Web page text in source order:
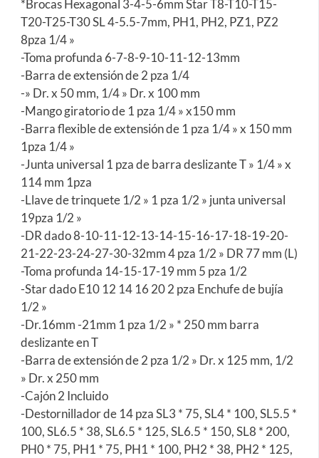
*Brocas Hexagonal 3-4-5-6mm Star T8-T10-T15-
T20-T25-T30 SL 4-5.5-7mm, PH1, PH2, PZ1, PZ2
8pza 1/4 »
-Toma profunda 6-7-8-9-10-11-12-13mm
-Barra de extensión de 2 pza 1/4
-» Dr. x 50 mm, 1/4 » Dr. x 100 mm
-Mango giratorio de 1 pza 1/4 » x150 mm
-Barra flexible de extensión de 1 pza 1/4 » x 150 mm
1pza 1/4 »
-Junta universal 1 pza de barra deslizante T » 1/4 » x
114 mm 1pza
-Llave de trinquete 1/2 » 1 pza 1/2 » junta universal
19pza 1/2 »
-DR dado 8-10-11-12-13-14-15-16-17-18-19-20-
21-22-23-24-27-30-32mm 4 pza 1/2 » DR 77 mm (L)
-Toma profunda 14-15-17-19 mm 5 pza 1/2
-Star dado E10 12 14 16 20 2 pza Enchufe de bujía
1/2 »
-Dr.16mm -21mm 1 pza 1/2 » * 250 mm barra
deslizante en T
-Barra de extensión de 2 pza 1/2 » Dr. x 125 mm, 1/2
» Dr. x 250 mm
-Cajón 2 Incluido
-Destornillador de 14 pza SL3 * 75, SL4 * 100, SL5.5 *
100, SL6.5 * 38, SL6.5 * 125, SL6.5 * 150, SL8 * 200,
PH0 * 75, PH1 * 75, PH1 * 100, PH2 * 38, PH2 * 125,